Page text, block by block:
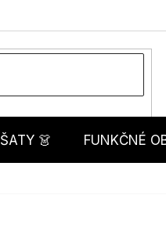
ŠATY 👗 FUNKČNÉ